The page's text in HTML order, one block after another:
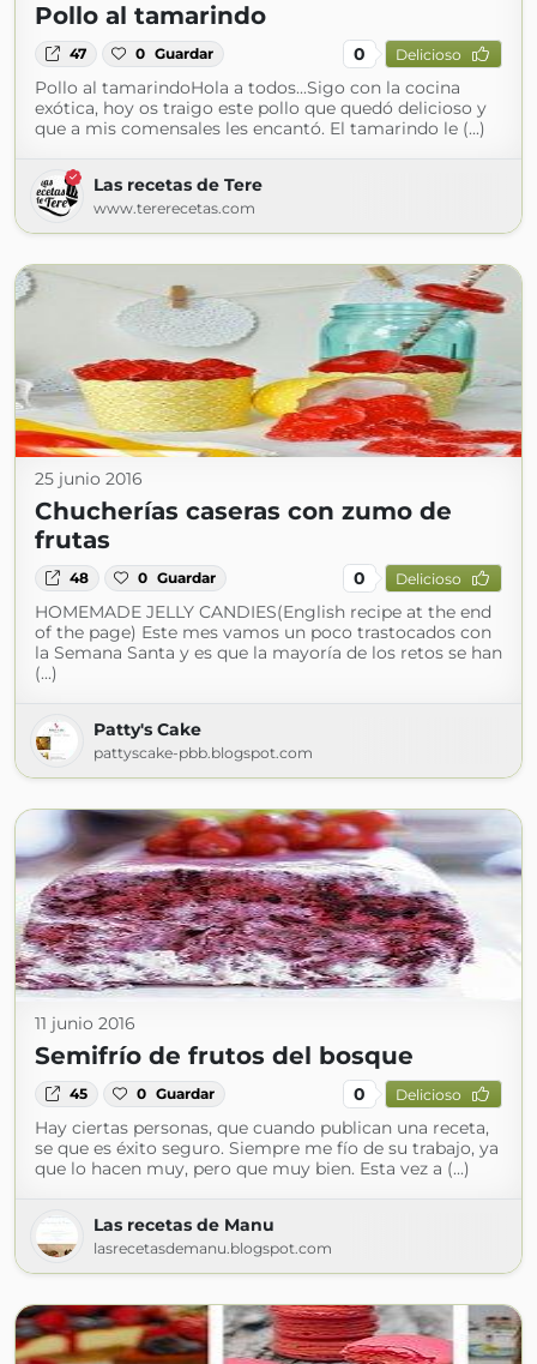
Pollo al tamarindo
47 0 Guardar 0 Delicioso
Pollo al tamarindoHola a todos...Sigo con la cocina
exótica, hoy os traigo este pollo que quedó delicioso y
que a mis comensales les encantó. El tamarindo le (...)
Las recetas de Tere
www.tererecetas.com
25 junio 2016
Chucherías caseras con zumo de
frutas
48 0 Guardar 0 Delicioso
HOMEMADE JELLY CANDIES(English recipe at the end
of the page) Este mes vamos un poco trastocados con
la Semana Santa y es que la mayoría de los retos se han
(...)
Patty's Cake
pattyscake-pbb.blogspot.com
11 junio 2016
Semifrío de frutos del bosque
45 0 Guardar 0 Delicioso
Hay ciertas personas, que cuando publican una receta,
se que es éxito seguro. Siempre me fío de su trabajo, ya
que lo hacen muy, pero que muy bien. Esta vez a (...)
Las recetas de Manu
lasrecetasdemanu.blogspot.com